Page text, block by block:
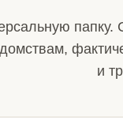
папку.
и